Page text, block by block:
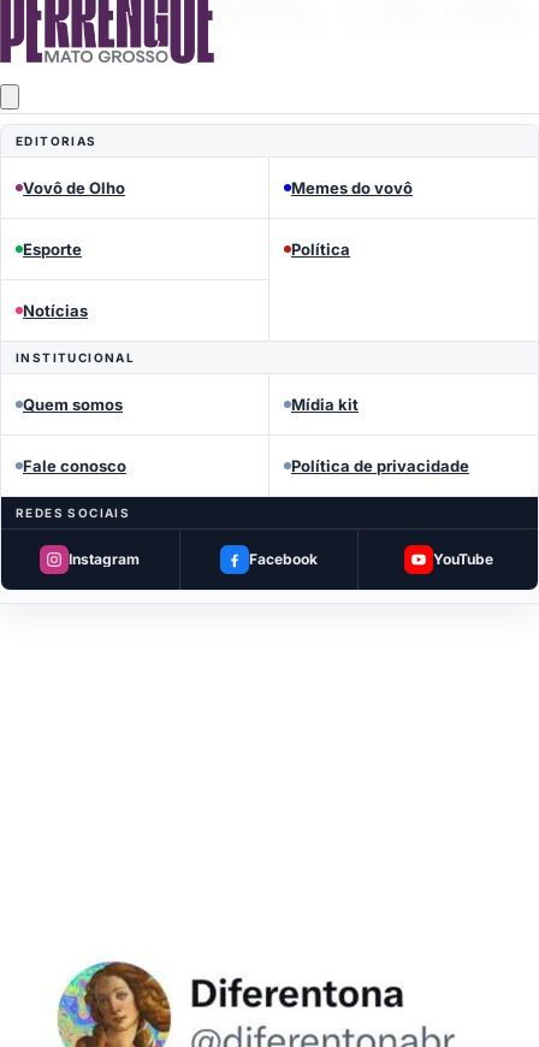
EDITORIAS
Vovô de Olho Memes do vovô
Esporte Política
Notícias
INSTITUCIONAL
Quem somos Mídia kit
Fale conosco Política de privacidade
REDES SOCIAIS
Instagram Facebook YouTube
Perrengue Mato Grosso